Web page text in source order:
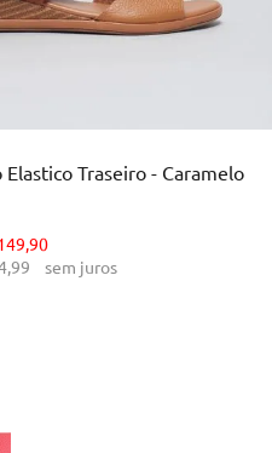
Traseiro - Caramelo
,90
,99 sem juros